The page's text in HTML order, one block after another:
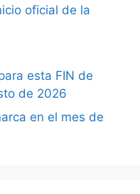
oficial de la
esta FIN de
de 2026
en el mes de